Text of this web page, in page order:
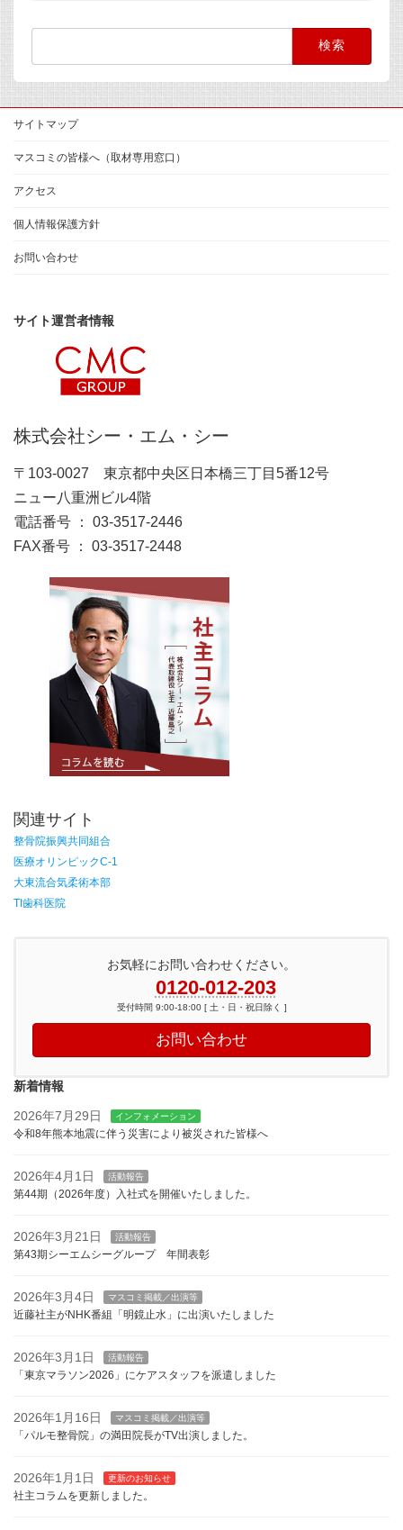
検
サイトマップ
マスコミの皆様へ（取材専用窓口）
アクセス
個人情報保護方針
お問い合わせ
サイト運営者情報
株式会社シー・エム・シー
〒103-0027 東京都中央区日本橋三丁目5番12号
ニュー八重洲ビル4階
電話番号 ： 03-3517-2446
FAX番号 ： 03-3517-2448
関連サイト
整骨院振興共同組合
医療オリンピックC-1
大東流合気柔術本部
TI歯科医院
お気軽にお問い合わせください。
0120-012-203
受付時間 9:00-18:00 [ 土・日・祝日除く ]
お問い合わせ
新着情報
2026年7月29日 インフォメーション
令和8年熊本地震に伴う災害により被災された皆様へ
2026年4月1日 活動報告
第44期（2026年度）入社式を開催いたしました。
2026年3月21日 活動報告
第43期シーエムシーグループ 年間表彰
2026年3月4日 マスコミ掲載／出演等
近藤社主がNHK番組「明鏡止水」に出演いたしました
2026年3月1日 活動報告
「東京マラソン2026」にケアスタッフを派遣しました
2026年1月16日 マスコミ掲載／出演等
「パルモ整骨院」の満田院長がTV出演しました。
2026年1月1日 更新のお知らせ
社主コラムを更新しました。